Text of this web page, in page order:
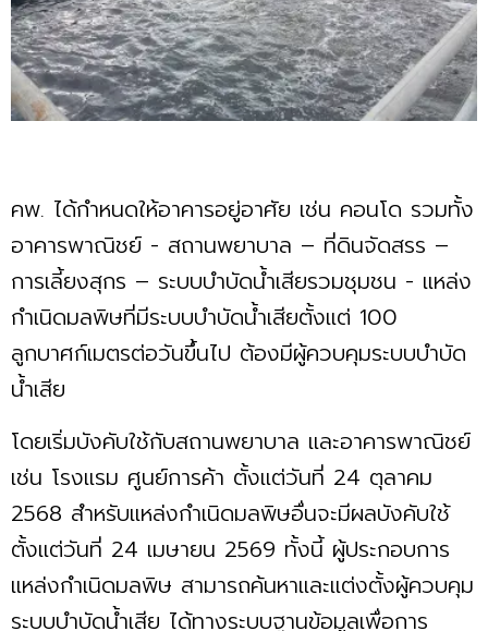
คพ. ได้กำหนดให้อาคารอยู่อาศัย เช่น คอนโด รวมทั้ง
อาคารพาณิชย์ - สถานพยาบาล – ที่ดินจัดสรร –
การเลี้ยงสุกร – ระบบบำบัดน้ำเสียรวมชุมชน - แหล่ง
กำเนิดมลพิษที่มีระบบบำบัดน้ำเสียตั้งแต่ 100
ลูกบาศก์เมตรต่อวันขึ้นไป ต้องมีผู้ควบคุมระบบบำบัด
น้ำเสีย
โดยเริ่มบังคับใช้กับสถานพยาบาล และอาคารพาณิชย์
เช่น โรงแรม ศูนย์การค้า ตั้งแต่วันที่ 24 ตุลาคม
2568 สำหรับแหล่งกำเนิดมลพิษอื่นจะมีผลบังคับใช้
ตั้งแต่วันที่ 24 เมษายน 2569 ทั้งนี้ ผู้ประกอบการ
แหล่งกำเนิดมลพิษ สามารถค้นหาและแต่งตั้งผู้ควบคุม
ระบบบำบัดน้ำเสีย ได้ทางระบบฐานข้อมูลเพื่อการ